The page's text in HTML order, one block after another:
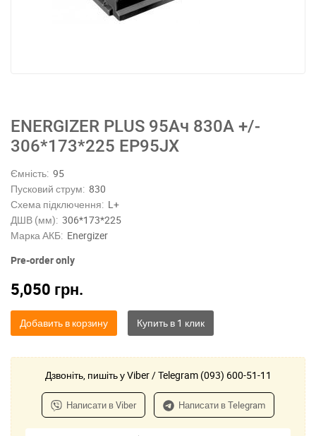
ENERGIZER PLUS 95Ач 830A +/-
306*173*225 EP95JX
Ємність: 95
Пусковий струм: 830
Схема підключення: L+
ДШВ (мм): 306*173*225
Марка АКБ: Energizer
Pre-order only
5,050 грн.
Добавить в корзину
Дзвоніть, пишіть у Viber / Telegram (093) 600-51-11
Написати в Viber Написати в Telegram